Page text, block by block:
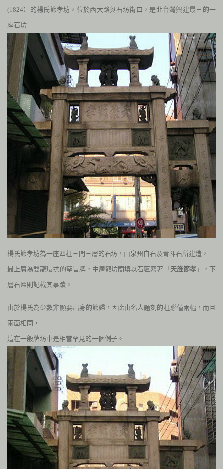
(1824）的楊氏節孝坊，位於西大路與石坊街口，是北台灣興建最早的一
座石坊….
楊氏節孝坊為一座四柱三間三層的石坊，由泉州白石及青斗石所建造，
最上層為雙龍環拱的聖旨牌，中層額坊間填以石匾寫著「 天旌節孝」，下
層石匾則記載其事蹟。
由於楊氏為少數非顯要出身的節婦，因此由名人題刻的柱聯僅兩幅，而且
兩面相同，
這在一般牌坊中是相當罕見的一個例子。